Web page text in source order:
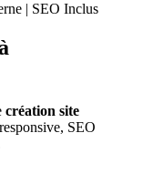
| SEO Inclus
création site
SEO